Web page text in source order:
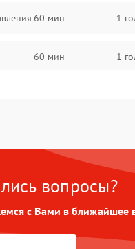
60 мин 1
60 мин 1
60 мин 1 год
вопросы?
с Вами в ближайшее